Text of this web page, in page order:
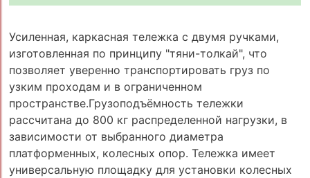
Усиленная, каркасная тележка с двумя ручками,
изготовленная по принципу "тяни-толкай", что
позволяет уверенно транспортировать груз по
узким проходам и в ограниченном
пространстве.Грузоподъёмность тележки
рассчитана до 800 кг распределенной нагрузки, в
зависимости от выбранного диаметра
платформенных, колесных опор. Тележка имеет
универсальную площадку для установки колесных